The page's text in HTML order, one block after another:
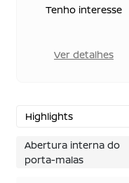
Tenho interesse
Ver detalhes
Highlights
Abertura interna do
porta-malas